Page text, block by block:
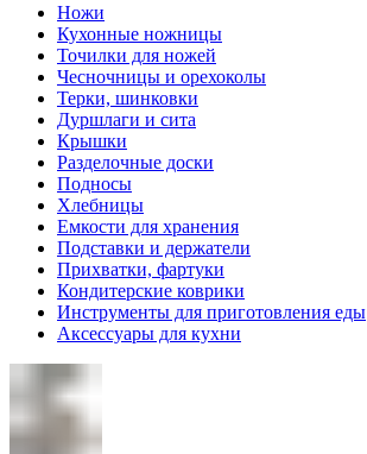
Ножи
Кухонные ножницы
Точилки для ножей
Чесночницы и орехоколы
Терки, шинковки
Дуршлаги и сита
Крышки
Разделочные доски
Подносы
Хлебницы
Емкости для хранения
Подставки и держатели
Прихватки, фартуки
Кондитерские коврики
Инструменты для приготовления еды
Аксессуары для кухни